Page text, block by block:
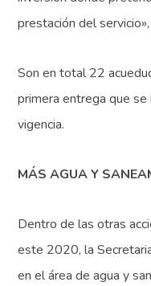
prestación del
Son en total 22
primera entrega que
vigencia.
MÁS AGUA Y
Dentro de las otras
este 2020, la
en el área de agua y